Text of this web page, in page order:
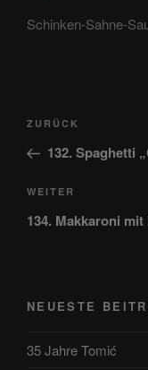
Schinken-Sahne-
Vorheriger
Beitrag
ZURÜCK
132. Spaghetti
Nächster
Beitrag
WEITER
134. Makkaroni
NEUESTE
35 Jahre Tomić